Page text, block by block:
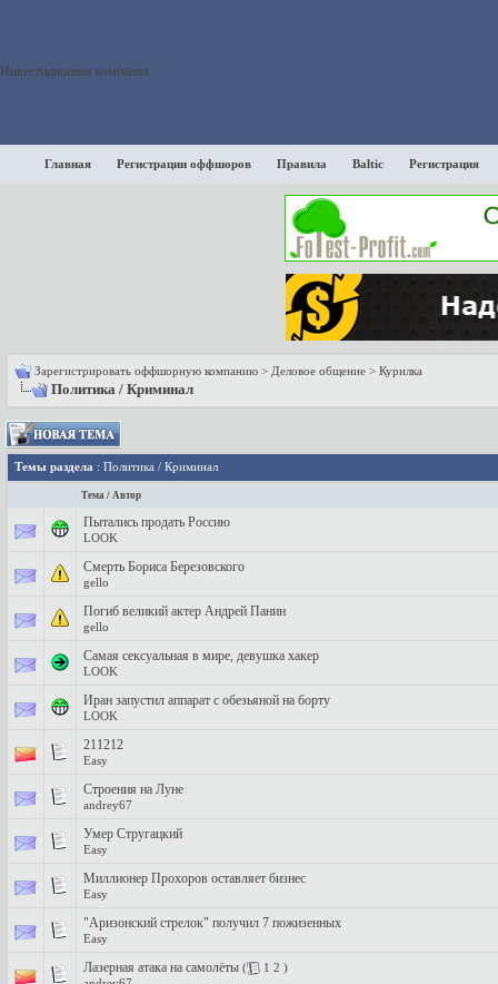
Инвестиционная компания
Главная Регистрации оффшоров Правила Baltic Регистрация
Зарегистрировать оффшорную компанию > Деловое общение > Курилка
Политика / Криминал
Темы раздела : Политика / Криминал
Тема / Автор
Пытались продать Россию
LOOK
Смерть Бориса Березовского
gello
Погиб великий актер Андрей Панин
gello
Самая сексуальная в мире, девушка хакер
LOOK
Иран запустил аппарат с обезьяной на борту
LOOK
211212
Easy
Строения на Луне
andrey67
Умер Стругацкий
Easy
Миллионер Прохоров оставляет бизнес
Easy
"Аризонский стрелок" получил 7 пожизенных
Easy
Лазерная атака на самолёты ( 1 2 )